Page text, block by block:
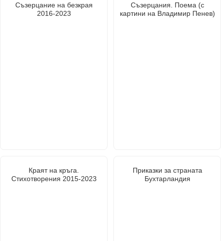
Съзерцание на безкрая
2016-2023
Съзерцания. Поема (с
картини на Владимир Пенев)
Краят на кръга.
Стихотворения 2015-2023
Приказки за страната
Бухтарландия